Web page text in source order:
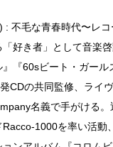
: 不毛な青春時代〜レ
好き者」として音楽啓
』『60sビート・ガール
CDの共同監修、ライ
名義で手がける
1000を率い活動